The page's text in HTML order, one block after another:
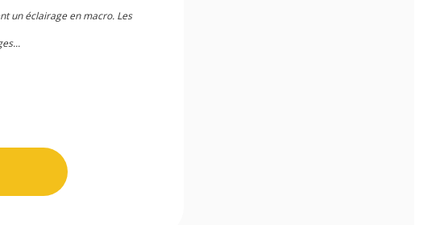
un éclairage en macro. Les